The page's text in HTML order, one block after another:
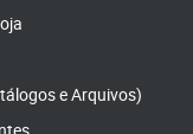
e Arquivos)